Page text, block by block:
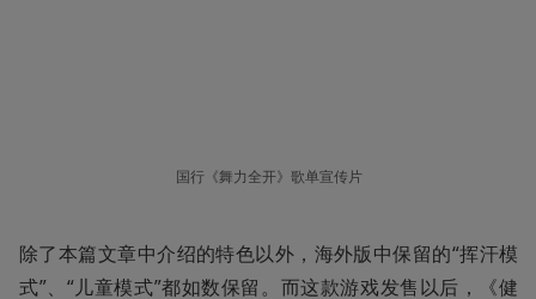
国行《舞力全开》歌单宣传片
除了本篇文章中介绍的特色以外，海外版中保留的“挥汗模
式”、“儿童模式”都如数保留。而这款游戏发售以后，《健